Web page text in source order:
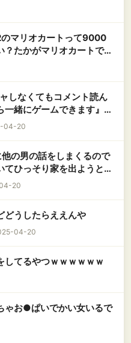
きつめに言って、授乳し
のマリオカートって9000
？たかがマリオカートで
しなくてもコメント読ん
一緒にゲームできます』←
04-20
の男の話をしまくるので
ひっそり家を出ようと思
20
どうしたらええんや
04-20
してるやつｗｗｗｗｗｗ
ゃお●ぱいでかい女いるで